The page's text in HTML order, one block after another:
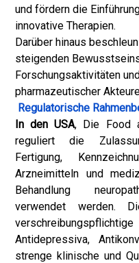
und fördern die
innovative Therapien.
Darüber hinaus
steigenden
Forschungsaktivitäten
pharmazeutischer
Regulatorische
In den USA, Die Food
reguliert die
Fertigung,
Arzneimitteln und
Behandlung
verwendet werden.
Antidepressiva,
strenge klinische und